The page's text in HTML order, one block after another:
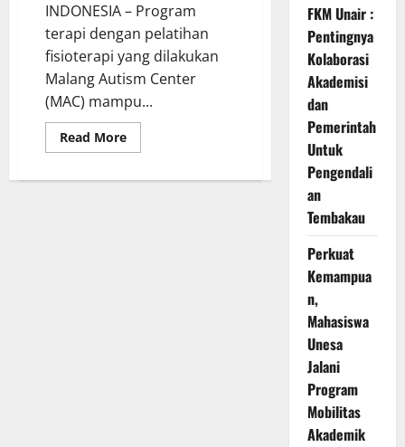
INDONESIA – Program
terapi dengan pelatihan
fisioterapi yang dilakukan
Malang Autism Center
(MAC) mampu...
Read MoreRead
more
FKM Unair :
Pentingnya
Kolaborasi
Akademisi
dan
Pemerintah
Untuk
Pengendali
an
Tembakau
Perkuat
Kemampua
n,
Mahasiswa
Unesa
Jalani
Program
Mobilitas
Akademik